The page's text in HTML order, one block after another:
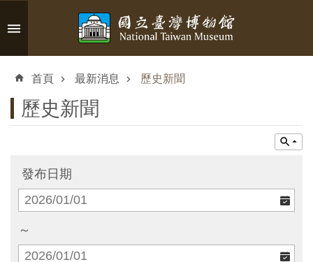
跳到主要內容區塊
搜
認
識
臺
博
首頁 最新消息 歷史新聞
歷史新聞
發布日期
～